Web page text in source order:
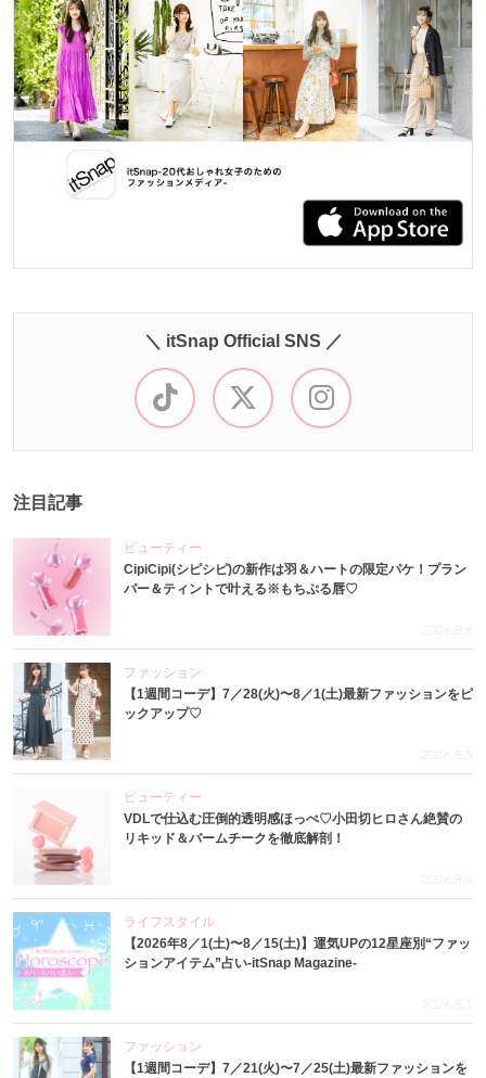
＼ itSnap Official SNS ／
注目記事
ビューティー
CipiCipi(シピシピ)の新作は羽＆ハートの限定パケ！プラン
パー＆ティントで叶える※もちぷる唇♡
2026.8.6
ファッション
【1週間コーデ】7／28(火)〜8／1(土)最新ファッションをピ
ックアップ♡
2026.8.5
ビューティー
VDLで仕込む圧倒的透明感ほっぺ♡小田切ヒロさん絶賛の
リキッド＆バームチークを徹底解剖！
2026.8.4
ライフスタイル
【2026年8／1(土)〜8／15(土)】運気UPの12星座別“ファッ
ションアイテム”占い-itSnap Magazine-
2026.8.1
ファッション
【1週間コーデ】7／21(火)〜7／25(土)最新ファッションを